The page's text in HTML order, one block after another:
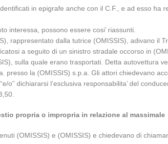
in epigrafe anche con il C.F., e ad esso
interessa, possono essere cosi’ riassunti.
rappresentato dalla tutrice (OMISSIS), adivano il
a seguito di un sinistro stradale occorso in
sulla quale erano trasportati. Detta autovettura
presso la (OMISSIS) s.p.a. Gli attori chiedevano
dichiararsi l’esclusiva responsabilita’ del
propria o impropria in relazione al massimale
(OMISSIS) e (OMISSIS) e chiedevano di